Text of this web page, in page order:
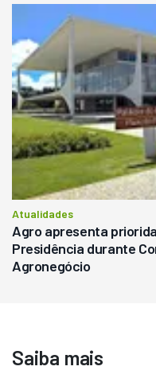
Atualidades
Agro apresenta
Presidência durante
Agronegócio
Saiba mais